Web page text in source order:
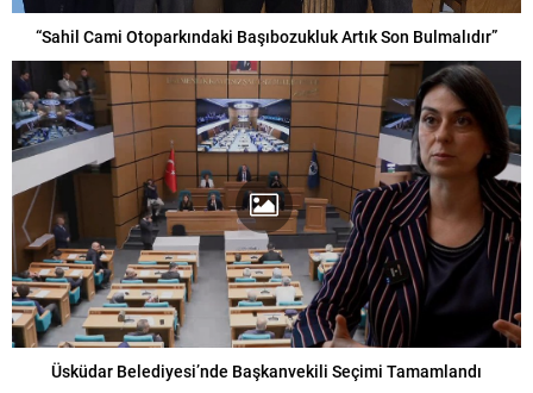
“Sahil Cami Otoparkındaki Başıbozukluk Artık Son Bulmalıdır”
Üsküdar Belediyesi’nde Başkanvekili Seçimi Tamamlandı